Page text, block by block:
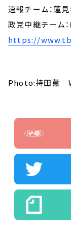
速報チーム：蓮見
政党中継チーム
https://
Photo:持田薫